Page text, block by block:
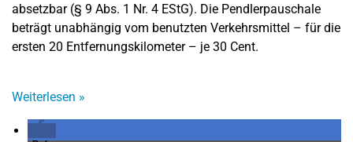
absetzbar (§ 9 Abs. 1 Nr. 4 EStG). Die Pendlerpauschale
beträgt unabhängig vom benutzten Verkehrsmittel – für die
ersten 20 Entfernungskilometer – je 30 Cent.
Weiterlesen »